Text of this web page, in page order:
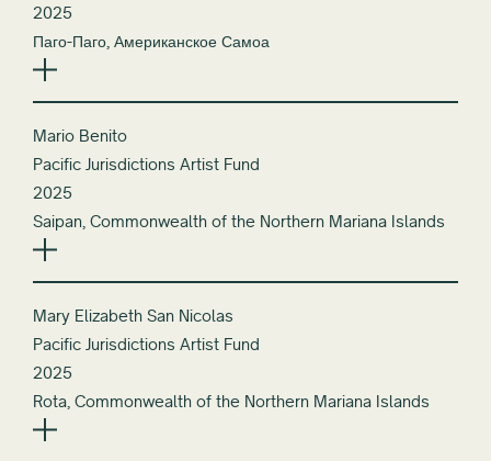
2025
Паго-Паго, Американское Самоа
Mario Benito
Pacific Jurisdictions Artist Fund
2025
Saipan, Commonwealth of the Northern Mariana Islands
Mary Elizabeth San Nicolas
Pacific Jurisdictions Artist Fund
2025
Rota, Commonwealth of the Northern Mariana Islands